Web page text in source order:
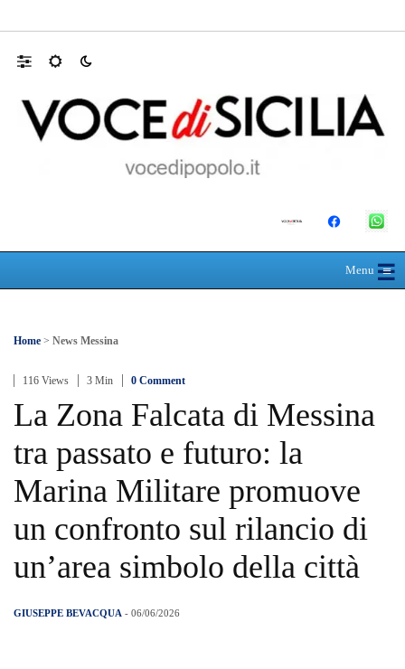
Menu≡
☰
Home > News Messina
116 Views 3 Min 0 Comment
La Zona Falcata di Messina
tra passato e futuro: la
Marina Militare promuove
un confronto sul rilancio di
un’area simbolo della città
GIUSEPPE BEVACQUA - 06/06/2026